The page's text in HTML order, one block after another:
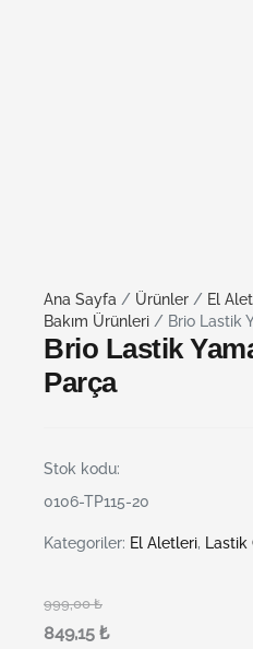
Ana Sayfa / Ürünler / El
Bakım Ürünleri / Brio Lastik
Brio Lastik
Parça
Stok kodu:
0106-TP115-20
Kategoriler: El Aletleri, Lastik
999,00₺
849,15 ₺